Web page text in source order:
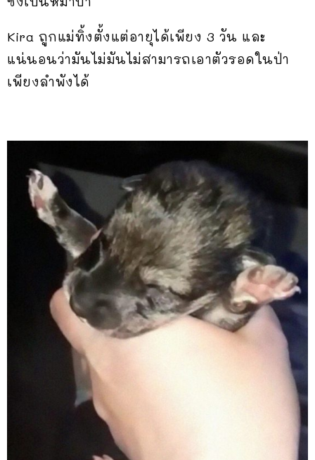
Kira ถูกแม่ทิ้งตั้งแต่อายุได้เพียง 3 วัน และ
แน่นอนว่ามันไม่มันไม่สามารถเอาตัวรอดในป่า
เพียงลำพังได้